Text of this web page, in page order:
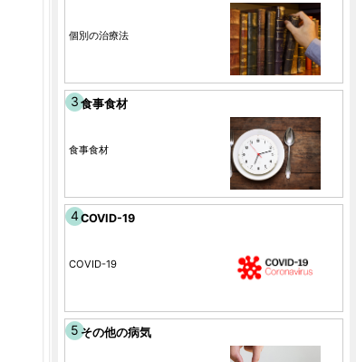
個別の治療法
食事食材
食事食材
COVID-19
COVID-19
その他の病気